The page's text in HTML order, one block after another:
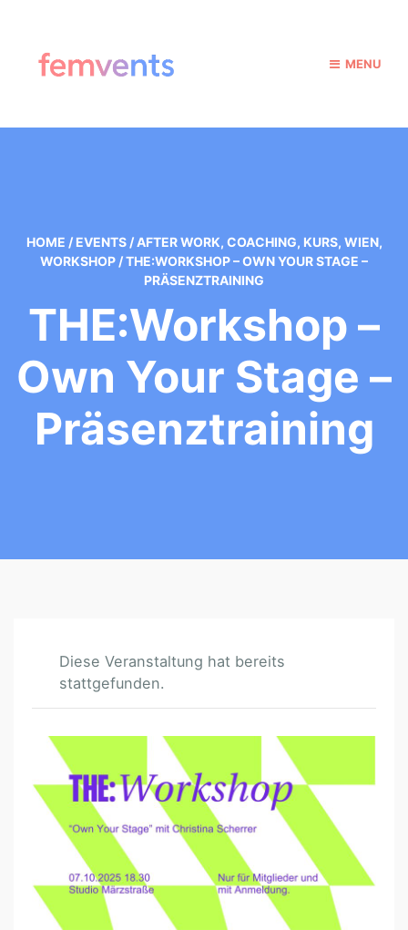
MENU
HOME / EVENTS / AFTER WORK, COACHING, KURS, WIEN,
WORKSHOP /THE:WORKSHOP – OWN YOUR STAGE –
PRÄSENZTRAINING
THE:Workshop –
Own Your Stage –
Präsenztraining
Diese Veranstaltung hat bereits
stattgefunden.
H
E
O
R